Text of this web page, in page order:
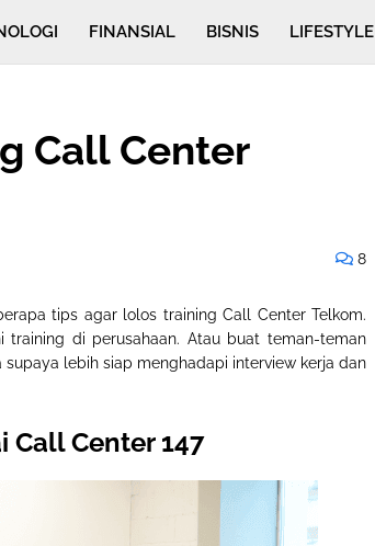
FINANSIAL BISNIS LIFESTYLE
Call Center
8
tips agar lolos training Call Center Telkom.
di perusahaan. Atau buat teman-teman
lebih siap menghadapi interview kerja dan
Call Center 147